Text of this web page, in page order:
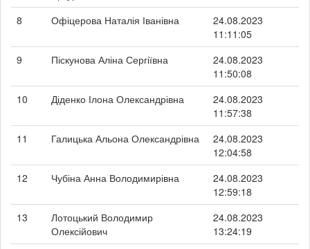
8
Офіцерова Наталія Іванівна
24.08.2023
11:11:05
9
Піскунова Аліна Сергіївна
24.08.2023
11:50:08
10
Діденко Ілона Олександрівна
24.08.2023
11:57:38
11
Галицька Альона Олександрівна
24.08.2023
12:04:58
12
Чубіна Анна Володимирівна
24.08.2023
12:59:18
13
Лотоцький Володимир
Олексійович
24.08.2023
13:24:19